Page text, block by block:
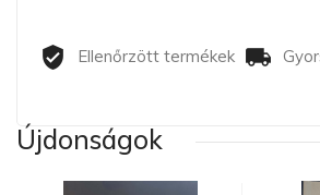
Ellenőrzött termékek
Újdonságok